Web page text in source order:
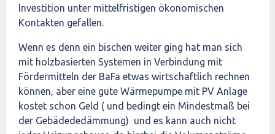
Investition unter mittelfristigen ökonomischen
Kontakten gefallen.
Wenn es denn ein bischen weiter ging hat man sich
mit holzbasierten Systemen in Verbindung mit
Fördermitteln der BaFa etwas wirtschaftlich rechnen
können, aber eine gute Wärmepumpe mit PV Anlage
kostet schon Geld ( und bedingt ein Mindestmaß bei
der Gebädededämmung) und es kann auch nicht